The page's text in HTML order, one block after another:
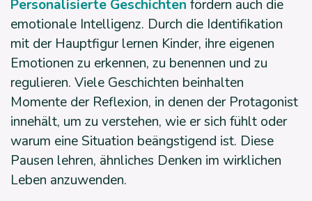
Personalisierte Geschichten fördern auch die
emotionale Intelligenz. Durch die Identifikation
mit der Hauptfigur lernen Kinder, ihre eigenen
Emotionen zu erkennen, zu benennen und zu
regulieren. Viele Geschichten beinhalten
Momente der Reflexion, in denen der Protagonist
innehält, um zu verstehen, wie er sich fühlt oder
warum eine Situation beängstigend ist. Diese
Pausen lehren, ähnliches Denken im wirklichen
Leben anzuwenden.